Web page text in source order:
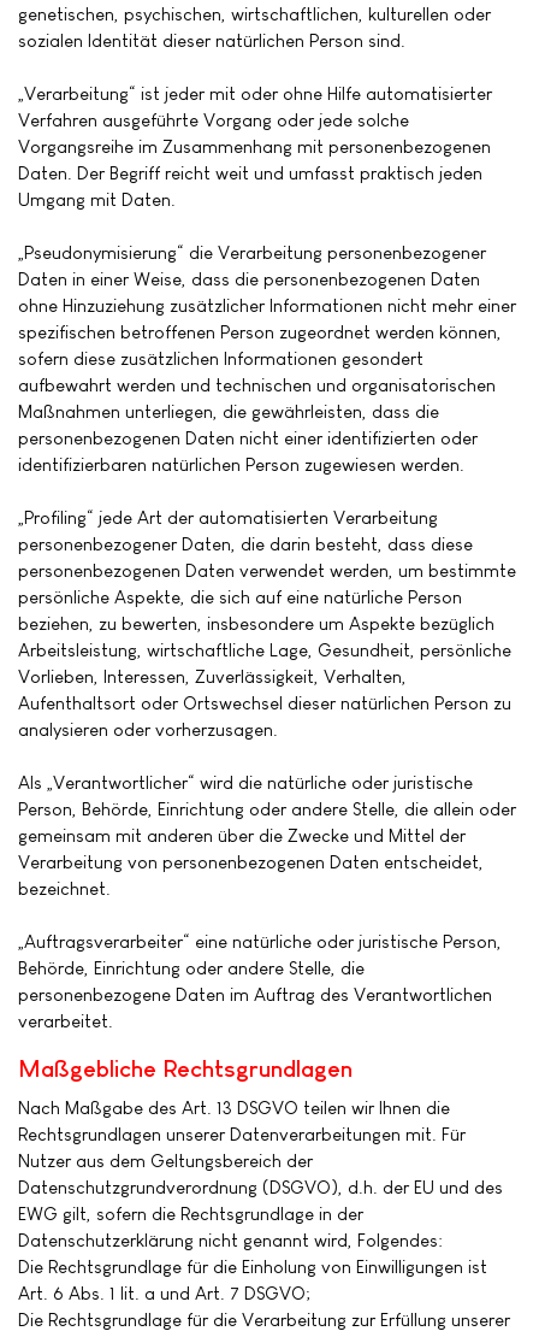
genetischen, psychischen, wirtschaftlichen, kulturellen oder
sozialen Identität dieser natürlichen Person sind.
„Verarbeitung“ ist jeder mit oder ohne Hilfe automatisierter
Verfahren ausgeführte Vorgang oder jede solche
Vorgangsreihe im Zusammenhang mit personenbezogenen
Daten. Der Begriff reicht weit und umfasst praktisch jeden
Umgang mit Daten.
„Pseudonymisierung“ die Verarbeitung personenbezogener
Daten in einer Weise, dass die personenbezogenen Daten
ohne Hinzuziehung zusätzlicher Informationen nicht mehr einer
spezifischen betroffenen Person zugeordnet werden können,
sofern diese zusätzlichen Informationen gesondert
aufbewahrt werden und technischen und organisatorischen
Maßnahmen unterliegen, die gewährleisten, dass die
personenbezogenen Daten nicht einer identifizierten oder
identifizierbaren natürlichen Person zugewiesen werden.
„Profiling“ jede Art der automatisierten Verarbeitung
personenbezogener Daten, die darin besteht, dass diese
personenbezogenen Daten verwendet werden, um bestimmte
persönliche Aspekte, die sich auf eine natürliche Person
beziehen, zu bewerten, insbesondere um Aspekte bezüglich
Arbeitsleistung, wirtschaftliche Lage, Gesundheit, persönliche
Vorlieben, Interessen, Zuverlässigkeit, Verhalten,
Aufenthaltsort oder Ortswechsel dieser natürlichen Person zu
analysieren oder vorherzusagen.
Als „Verantwortlicher“ wird die natürliche oder juristische
Person, Behörde, Einrichtung oder andere Stelle, die allein oder
gemeinsam mit anderen über die Zwecke und Mittel der
Verarbeitung von personenbezogenen Daten entscheidet,
bezeichnet.
„Auftragsverarbeiter“ eine natürliche oder juristische Person,
Behörde, Einrichtung oder andere Stelle, die
personenbezogene Daten im Auftrag des Verantwortlichen
verarbeitet.
Maßgebliche Rechtsgrundlagen
Nach Maßgabe des Art. 13 DSGVO teilen wir Ihnen die
Rechtsgrundlagen unserer Datenverarbeitungen mit. Für
Nutzer aus dem Geltungsbereich der
Datenschutzgrundverordnung (DSGVO), d.h. der EU und des
EWG gilt, sofern die Rechtsgrundlage in der
Datenschutzerklärung nicht genannt wird, Folgendes:
Die Rechtsgrundlage für die Einholung von Einwilligungen ist
Art. 6 Abs. 1 lit. a und Art. 7 DSGVO;
Die Rechtsgrundlage für die Verarbeitung zur Erfüllung unserer